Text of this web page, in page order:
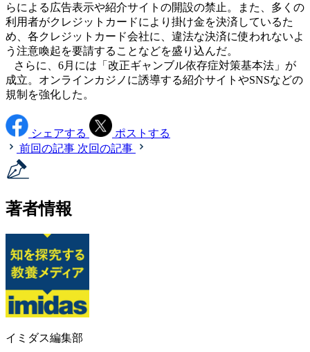
らによる広告表示や紹介サイトの開設の禁止。また、多くの
利用者がクレジットカードにより掛け金を決済しているた
め、各クレジットカード会社に、違法な決済に使われないよ
う注意喚起を要請することなどを盛り込んだ。
さらに、6月には「改正ギャンブル依存症対策基本法」が
成立。オンラインカジノに誘導する紹介サイトやSNSなどの
規制を強化した。
シェアする
ポストする
前回の記事 次回の記事
著者情報
イミダス編集部